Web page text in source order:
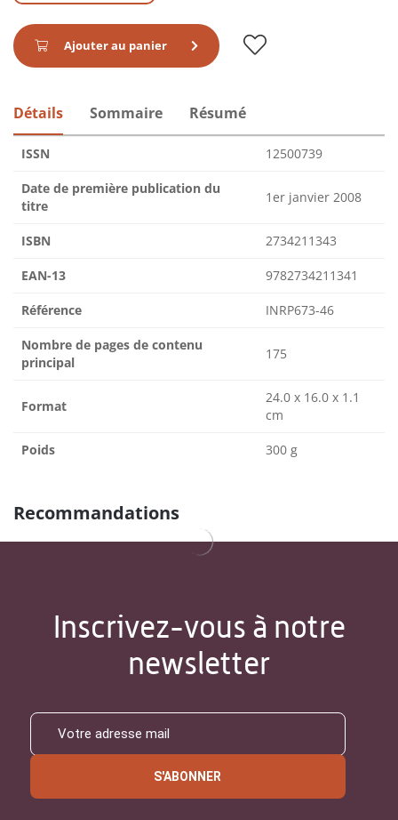
Ajouter au panier
Détails Sommaire Résumé
ISSN 12500739
Date de première publication du
titre
1er janvier 2008
ISBN 2734211343
EAN-13 9782734211341
Référence INRP673-46
Nombre de pages de contenu
principal
175
Format
24.0 x 16.0 x 1.1
cm
Poids 300 g
Recommandations
Inscrivez-vous à notre
newsletter
S'ABONNER